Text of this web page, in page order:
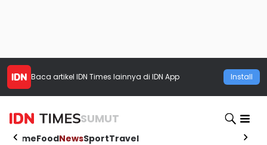
Baca artikel IDN Times lainnya di IDN App Install
SUMUT
HomeFoodNewsSportTravel